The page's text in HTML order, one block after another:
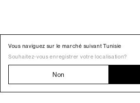
Vous naviguez sur le marché suivant Tunisie
Souhaitez-vous enregistrer votre localisation?
Non